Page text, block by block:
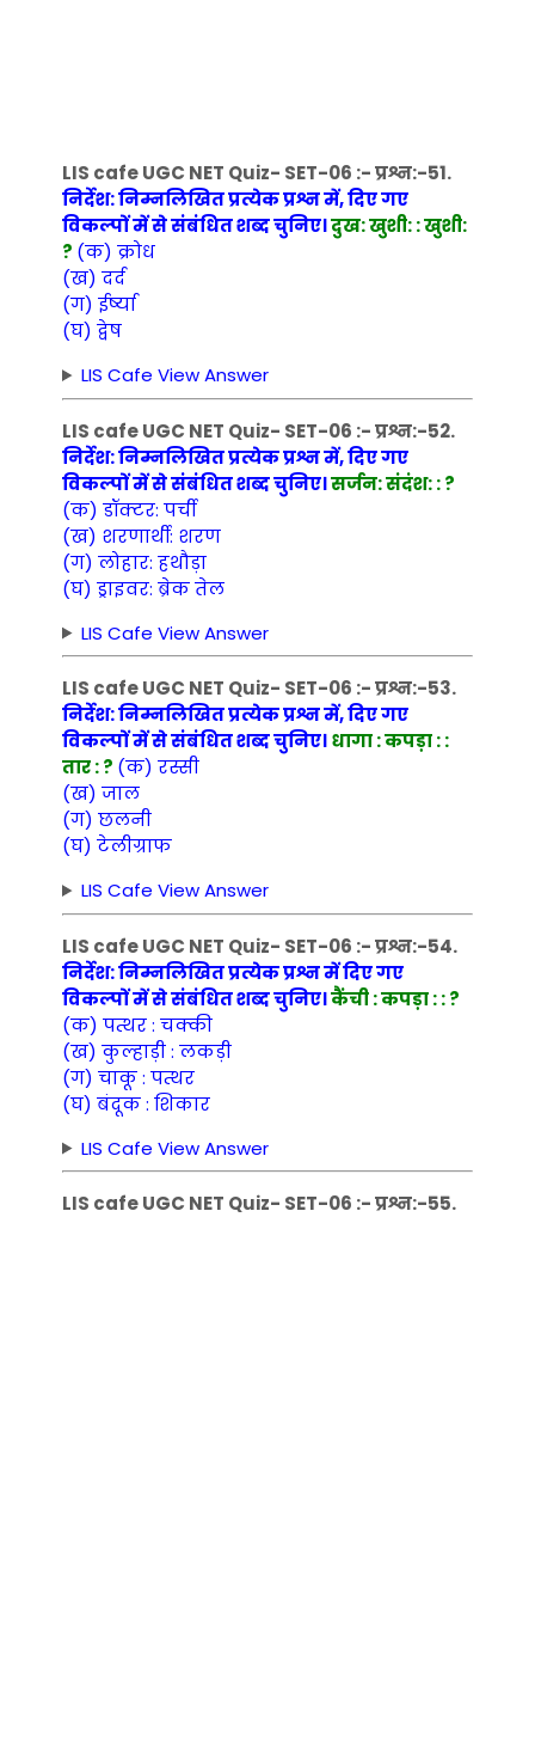
LIS cafe UGC NET Quiz- SET-06 :- प्रश्न:-51.
निर्देश: निम्नलिखित प्रत्येक प्रश्न में, दिए गए
विकल्पों में से संबंधित शब्द चुनिए।दुख: खुशी: : खुशी:
? (क) क्रोध
(ख) दर्द
(ग) ईर्ष्या
(घ) द्वेष
LIS Cafe View Answer
LIS cafe UGC NET Quiz- SET-06 :- प्रश्न:-52.
निर्देश: निम्नलिखित प्रत्येक प्रश्न में, दिए गए
विकल्पों में से संबंधित शब्द चुनिए।सर्जन: संदंश: : ?
(क) डॉक्टर: पर्ची
(ख) शरणार्थी: शरण
(ग) लोहार: हथौड़ा
(घ) ड्राइवर: ब्रेक तेल
LIS Cafe View Answer
LIS cafe UGC NET Quiz- SET-06 :- प्रश्न:-53.
निर्देश: निम्नलिखित प्रत्येक प्रश्न में, दिए गए
विकल्पों में से संबंधित शब्द चुनिए।धागा : कपड़ा : :
तार : ? (क) रस्सी
(ख) जाल
(ग) छलनी
(घ) टेलीग्राफ
LIS Cafe View Answer
LIS cafe UGC NET Quiz- SET-06 :- प्रश्न:-54.
निर्देश: निम्नलिखित प्रत्येक प्रश्न में दिए गए
विकल्पों में से संबंधित शब्द चुनिए।कैंची : कपड़ा : : ?
(क) पत्थर : चक्की
(ख) कुल्हाड़ी : लकड़ी
(ग) चाकू : पत्थर
(घ) बंदूक : शिकार
LIS Cafe View Answer
LIS cafe UGC NET Quiz- SET-06 :- प्रश्न:-55.